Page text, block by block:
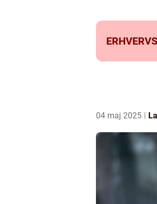
04 maj 2025